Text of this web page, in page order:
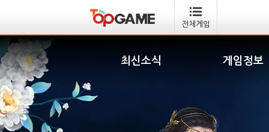
전체게임
최신소식 게임정보